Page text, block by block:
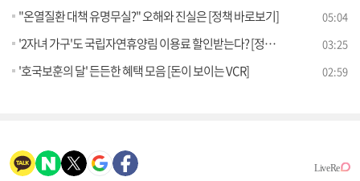
"온열질환 대책 유명무실?" 오해와 진실은 [정책 바로보기] 05:04
'2자녀 가구'도 국립자연휴양림 이용료 할인받는다? [정책 바로보기] 03:25
'호국보훈의 달' 든든한 혜택 모음 [돈이 보이는 VCR] 02:59